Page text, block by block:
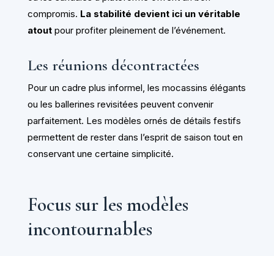
compromis. La stabilité devient ici un véritable
atoutpour profiter pleinement de l’événement.
Les réunions décontractées
Pour un cadre plus informel, les mocassins élégants
ou les ballerines revisitées peuvent convenir
parfaitement. Les modèles ornés de détails festifs
permettent de rester dans l’esprit de saison tout en
conservant une certaine simplicité.
Focus sur les modèles
incontournables